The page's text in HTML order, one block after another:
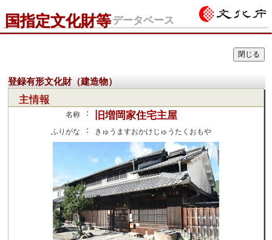
国指定文化財等データベース
登録有形文化財（建造物）
主情報
名称 ： 旧増岡家住宅主屋
ふりがな ： きゅうますおかけじゅうたくおもや